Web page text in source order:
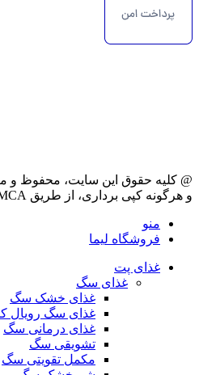
@ کلیه حقوق این سایت، محفوظ و
و هرگونه کپی برداری، از طریق DMCA پیگیری خواهد شد.
منو
فروشگاه لیما
غذای پت
غذای سگ
غذای خشک سگ
غذای سگ رویال
غذای درمانی سگ
تشویقی سگ
مکمل تقویتی سگ